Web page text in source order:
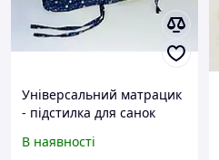
Універсальний матрацик
- підстилка для санок
синьому (S-402)
В наявності